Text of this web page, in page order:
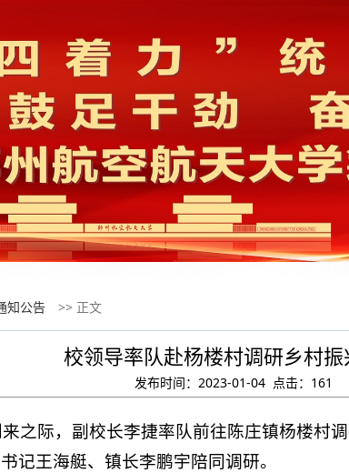
知公告 >> 正文
校领导率队赴杨楼村调研乡村
发布时间：2023-01-04 点击： 161
之际，副校长李捷率队前往陈庄镇杨楼村
记王海艇、镇长李鹏宇陪同调研。